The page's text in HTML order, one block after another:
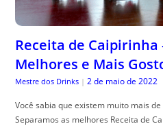
Receita de Caipirinha
Melhores e Mais
Mestre dos Drinks | 2 de maio de 2022
Você sabia que existem muito mais
Separamos as melhores Receita de